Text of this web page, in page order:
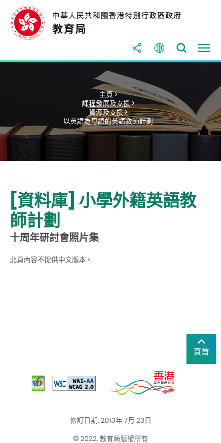
主頁 >
課程發展及支援 >
資源及支援 >
以英語為母語的英語教師計劃
[資料庫] 小學外籍英語教
師計劃
十周年研討會照片集
此頁內容不提供中文版本。
頁首
修訂日期: 2013年 7月 23日
© 2022. 教育局版權所有